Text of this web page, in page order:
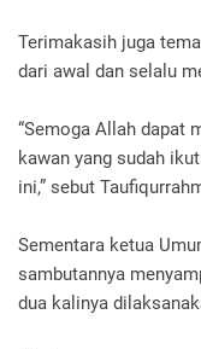
Terimakasih juga
dari awal dan selalu
“Semoga Allah dapat
kawan yang sudah
ini,” sebut
Sementara ketua
sambutannya
dua kalinya